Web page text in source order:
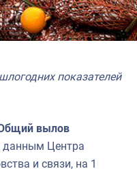
показателей
вылов
данным Центра
и связи, на 1